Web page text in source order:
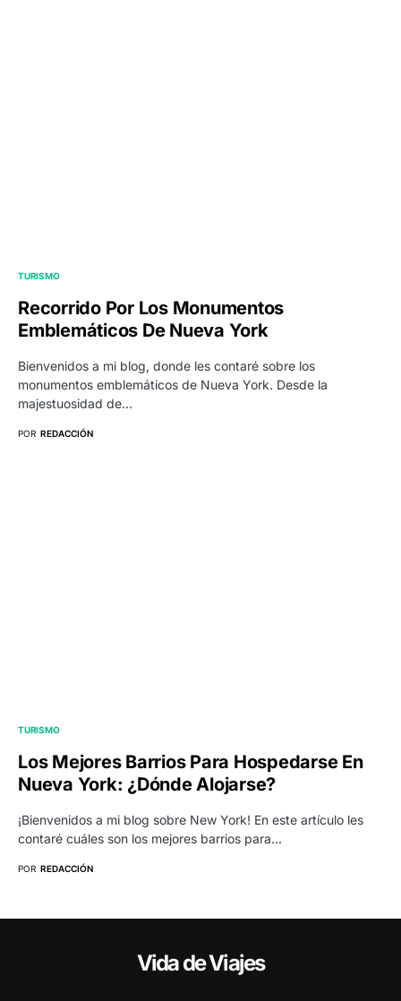
TURISMO
Recorrido Por Los Monumentos
Emblemáticos De Nueva York
Bienvenidos a mi blog, donde les contaré sobre los
monumentos emblemáticos de Nueva York. Desde la
majestuosidad de…
POR REDACCIÓN
TURISMO
Los Mejores Barrios Para Hospedarse En
Nueva York: ¿Dónde Alojarse?
¡Bienvenidos a mi blog sobre New York! En este artículo les
contaré cuáles son los mejores barrios para…
POR REDACCIÓN
Vida de Viajes